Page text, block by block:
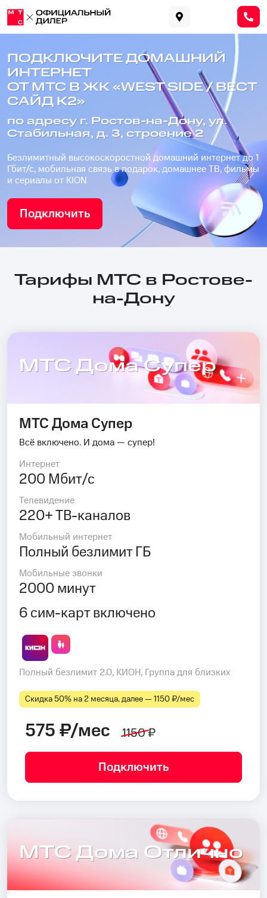
ПОДКЛЮЧИТЕ ДОМАШНИЙ
ИНТЕРНЕТ
ОТ МТС В ЖК «WEST SIDE / ВЕСТ
САЙД К2»
по адресу г. Ростов-на-Дону, ул.
Стабильная, д. 3, строение 2
Безлимитный высокоскоростной домашний интернет до 1
Гбит/с, мобильная связь в подарок, домашнее ТВ, фильмы
и сериалы от KION
Подключить
Тарифы МТС в Ростове-
на-Дону
МТС Дома Супер
МТС Дома Супер
Всё включено. И дома — супер!
Интернет
200 Мбит/с
Телевидение
220+ ТВ-каналов
Мобильный интернет
Полный безлимит ГБ
Мобильные звонки
2000 минут
6 сим-карт включено
Полный безлимит 2.0, КИОН, Группа для близких
Скидка 50% на 2 месяца, далее — 1150 ₽⁠/⁠мес
575 ₽/мес 1150 ₽
Подключить
МТС Дома Отлично